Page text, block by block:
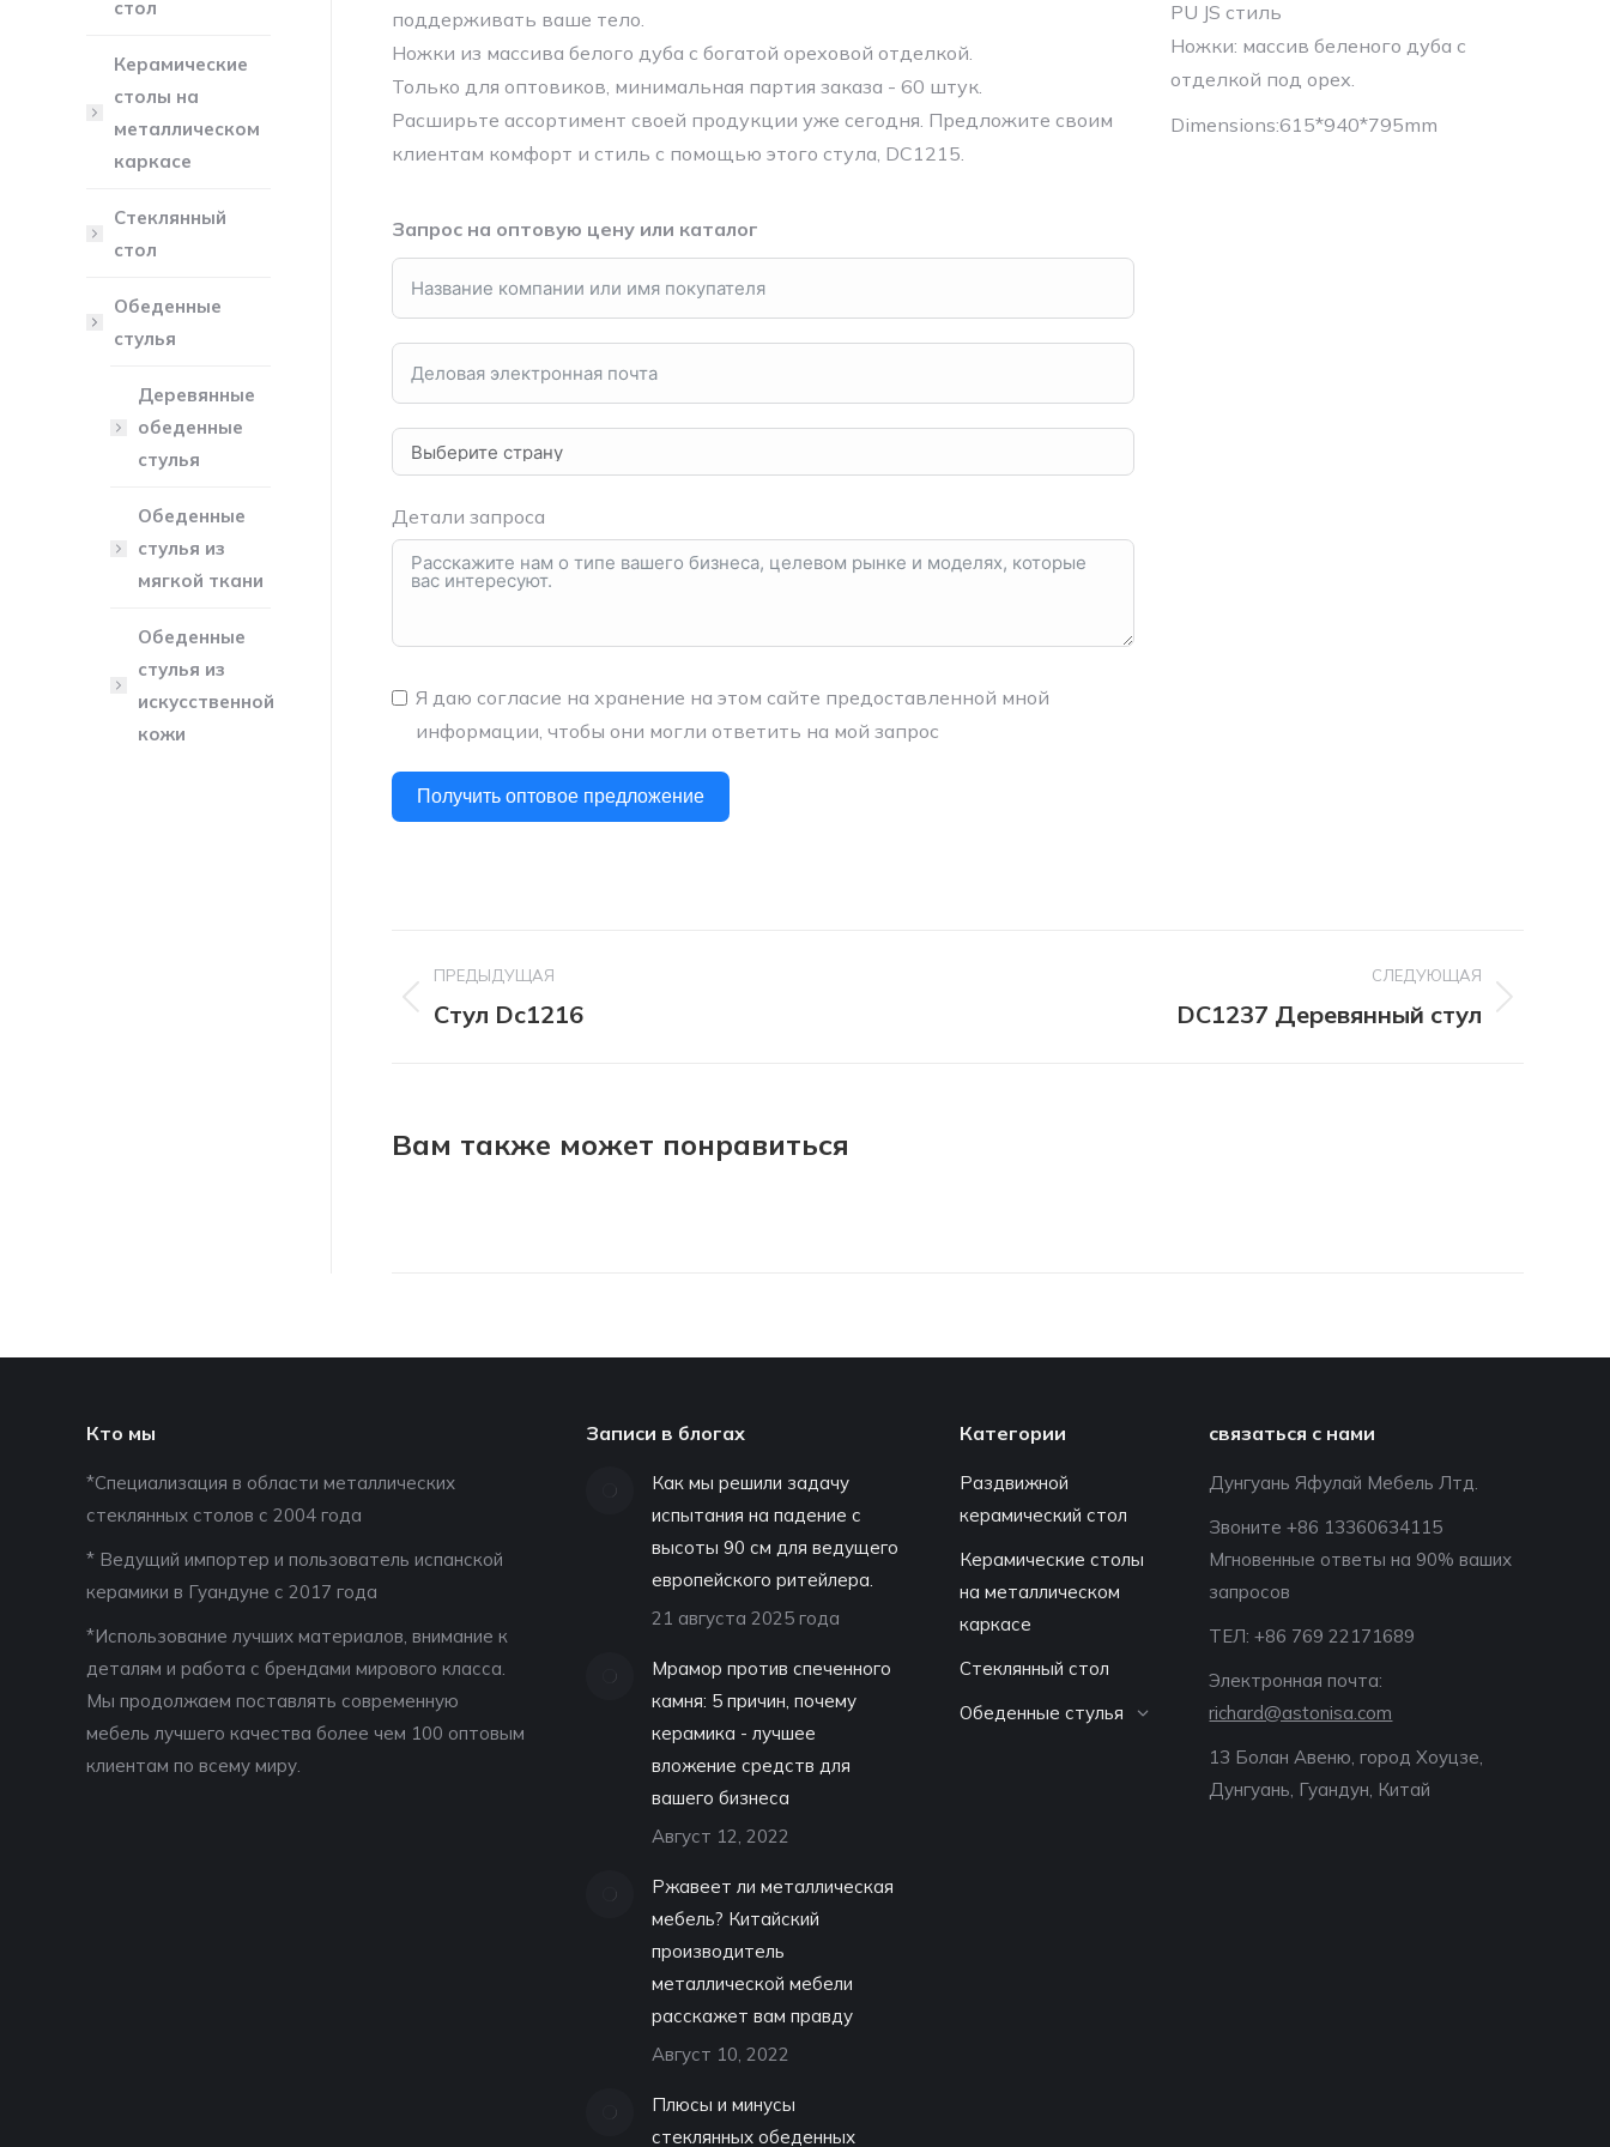
поддерживать ваше тело.
Ножки из массива белого дуба с богатой ореховой отделкой.
Только для оптовиков, минимальная партия заказа - 60 штук.
Расширьте ассортимент своей продукции уже сегодня. Предложите своим
клиентам комфорт и стиль с помощью этого стула, DC1215.
PU JS стиль
Ножки: массив беленого дуба с
отделкой под орех.
Dimensions:615*940*795mm
Запрос на оптовую цену или каталог
Детали запроса
Я даю согласие на хранение на этом сайте предоставленной мной
информации, чтобы они могли ответить на мой запрос
Получить оптовое предложение
по
ПРЕДЫДУЩАЯ
Предыдущий
Стул Dc1216
СЛЕДУЮЩАЯ
DC1237 Деревянный стул
Вам также может понравиться
стол
Керамические
столы на
металлическом
каркасе
Стеклянный
стол
Обеденные
стулья
Деревянные
обеденные
стулья
Обеденные
стулья из
мягкой ткани
Обеденные
стулья из
искусственной
кожи
Кто мы
*Специализация в области металлических
стеклянных столов с 2004 года
* Ведущий импортер и пользователь испанской
керамики в Гуандуне с 2017 года
*Использование лучших материалов, внимание к
деталям и работа с брендами мирового класса.
Мы продолжаем поставлять современную
мебель лучшего качества более чем 100 оптовым
клиентам по всему миру.
Записи в блогах
Как мы решили задачу
испытания на падение с
высоты 90 см для ведущего
европейского ритейлера.
21 августа 2025 года
Мрамор против спеченного
камня: 5 причин, почему
керамика - лучшее
вложение средств для
вашего бизнеса
Август 12, 2022
Ржавеет ли металлическая
мебель? Китайский
производитель
металлической мебели
расскажет вам правду
Август 10, 2022
Плюсы и минусы
стеклянных обеденных
Категории
Раздвижной
керамический стол
Керамические столы
на металлическом
каркасе
Стеклянный стол
Обеденные стулья
связаться с нами
Дунгуань Яфулай Мебель Лтд.
Звоните +86 13360634115
Мгновенные ответы на 90% ваших
запросов
ТЕЛ: +86 769 22171689
Электронная почта:
richard@astonisa.com
13 Болан Авеню, город Хоуцзе,
Дунгуань, Гуандун, Китай